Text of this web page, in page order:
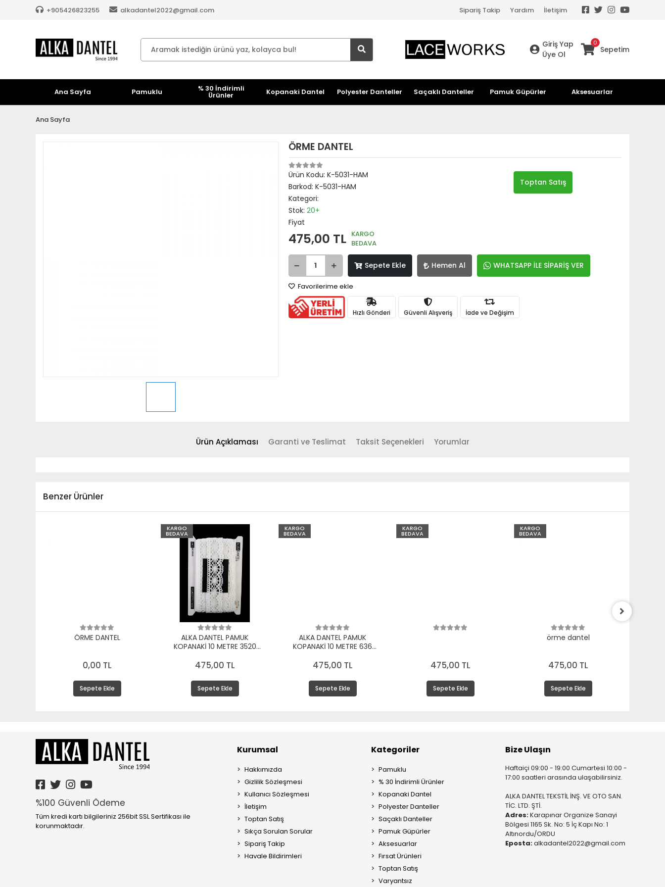
+905426823255 alkadantel2022@gmail.com Sipariş Takip Yardım İletişim
Giriş Yap
Üye Ol
0
Sepetim
Ana Sayfa Pamuklu % 30 İndirimli
Ürünler Kopanaki Dantel Polyester Danteller Saçaklı Danteller Pamuk Güpürler Aksesuarlar
Ana Sayfa
ÖRME DANTEL
Ürün Kodu: K-5031-HAM
Barkod: K-5031-HAM
Kategori:
Stok: 20+
Fiyat
475,00 TL KARGO
BEDAVA
Sepete Ekle Hemen Al WHATSAPP İLE SİPARİŞ VER
Toptan Satış
Favorilerime ekle
Hızlı Gönderi Güvenli Alışveriş İade ve Değişim
Ürün Açıklaması Garanti ve Teslimat Taksit Seçenekleri Yorumlar
Benzer Ürünler
ÖRME DANTEL
0,00 TL
Sepete Ekle
KARGO
BEDAVA
ALKA DANTEL PAMUK
KOPANAKİ 10 METRE 3520
475,00 TL
Sepete Ekle
KARGO
BEDAVA
ALKA DANTEL PAMUK
KOPANAKİ 10 METRE 636
475,00 TL
Sepete Ekle
KARGO
BEDAVA
475,00 TL
Sepete Ekle
KARGO
BEDAVA
örme dantel
475,00 TL
Sepete Ekle
%100 Güvenli Ödeme
Tüm kredi kartı bilgileriniz 256bit SSL Sertifikası ile
korunmaktadır.
Kurumsal
Hakkımızda
Gizlilik Sözleşmesi
Kullanıcı Sözleşmesi
İletişim
Toptan Satış
Sıkça Sorulan Sorular
Sipariş Takip
Havale Bildirimleri
Kategoriler
Pamuklu
% 30 İndirimli Ürünler
Kopanaki Dantel
Polyester Danteller
Saçaklı Danteller
Pamuk Güpürler
Aksesuarlar
Fırsat Ürünleri
Toptan Satış
Varyantsız
Bize Ulaşın
Haftaiçi 09:00 - 19:00 Cumartesi 10:00 -
17:00 saatleri arasında ulaşabilirsiniz.
ALKA DANTEL TEKSTİL İNŞ. VE OTO SAN.
TİC. LTD. ŞTİ.
Adres:Karapınar Organize Sanayi
Bölgesi 1165 Sk. No: 5 İç Kapı No: 1
Altınordu/ORDU
Eposta:alkadantel2022@gmail.com